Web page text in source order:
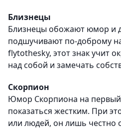
Близнецы
Близнецы обожают юмор и
подшучивают по-доброму
flytothesky, этот знак учит
над собой и замечать
Скорпион
Юмор Скорпиона на первый
показаться жестким. При
или людей, он лишь честно